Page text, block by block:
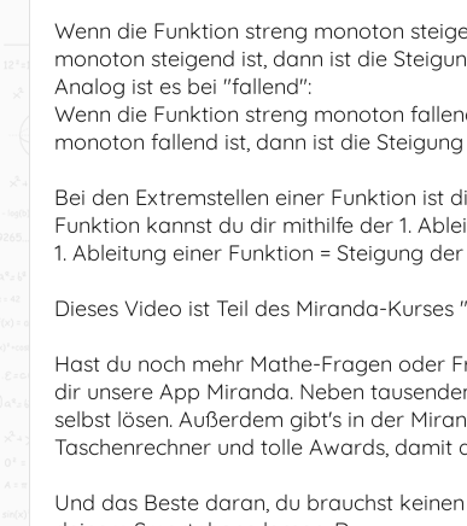
Wenn die Funktion streng monoton
monoton steigend ist, dann ist die
Analog ist es bei "fallend":
Wenn die Funktion streng monoton
monoton fallend ist, dann ist die
Bei den Extremstellen einer Funktion ist
Funktion kannst du dir mithilfe der 1.
1. Ableitung einer Funktion = Steigung
Dieses Video ist Teil des Miranda-
Hast du noch mehr Mathe-Fragen oder
dir unsere App Miranda. Neben
selbst lösen. Außerdem gibt's in der
Taschenrechner und tolle Awards, damit
Und das Beste daran, du brauchst